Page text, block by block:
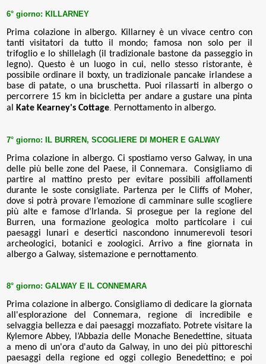
6° giorno: KILLARNEY
Prima colazione in albergo.
Killarney è un vivace centro con
tanti visitatori da tutto il mondo; famosa non solo per il
trifoglio e lo shillelagh (il tradizionale bastone da passeggio in
legno). Questo è un luogo in cui, nello stesso ristorante, è
possibile ordinare il boxty, un tradizionale pancake irlandese a
base di patate, o una bruschetta. Puoi rilassarti in albergo o
percorrere 15 km in bicicletta per andare a gustare una pinta
al
Kate Kearney's Cottage Pernottamento in albergo.
7° giorno: IL BURREN, SCOGLIERE DI MOHER E GALWAY
Prima colazione in albergo. Ci spostiamo verso Galway, in una
delle più belle zone del Paese, il Connemara. Consigliamo di
partire al mattino presto per evitare possibili affollamenti
durante le soste consigliate.
Partenza per
le Cliffs of Moher,
dove si potrà provare l’emozione di camminare sulle scogliere
più alte e famose d’Irlanda. Si prosegue per
la regione del
Burren, una formazione geologica molto particolare i cui
paesaggi lunari e desertici nascondono innumerevoli tesori
archeologici, botanici e zoologici. Arrivo a fine giornata in
albergo a Galway, sistemazione e pernottamento
8° giorno: GALWAY E IL CONNEMARA
Prima colazione in albergo. Consigliamo di dedicare la giornata
all'esplorazione del Connemara, regione di incredibile e
selvaggia bellezza e dai paesaggi mozzafiato. Potrete visitare la
Kylemore Abbey,
l’Abbazia delle Monache Benedettine, situata
a meno di un'ora d'auto da Galway, in uno dei più pittoreschi
paesaggi della regione ed oggi collegio Benedettino;e poi